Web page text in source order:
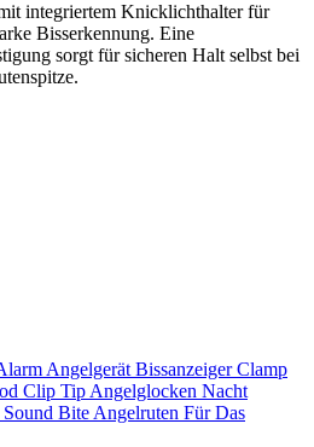
integriertem Knicklichthalter für
Bisserkennung. Eine
sorgt für sicheren Halt selbst bei
Angelgerät Bissanzeiger Clamp
Clip Tip Angelglocken Nacht
Bite Angelruten Für Das